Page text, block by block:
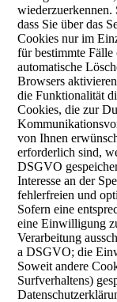
wiederzuerkennen.
dass Sie über das
Cookies nur im
für bestimmte Fälle
automatische
Browsers
die Funktionalität
Cookies, die zur
von Ihnen
erforderlich sind,
DSGVO
Interesse an der
fehlerfreien und
Sofern eine
eine Einwilligung
Verarbeitung
a DSGVO; die
Soweit andere
Surfverhaltens)